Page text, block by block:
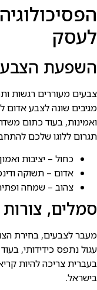
לעסק
השפעת
צבעים מעוררים רגשות
מגיבים שונה לצבע אדום
ואמינות, בעוד כתום
תגרום ללוגו שלכם
כחול – יציבות ואמון
אדום – תשוקה
צהוב – שמחה
סמלים, צורות
מעבר לצבעים, בחירת
עגול נתפס כידידותי,
בעברית צריכה להיות
בישראל.